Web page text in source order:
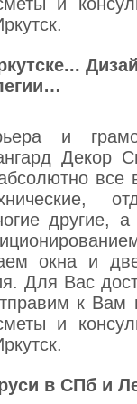
и
Декор
все
другие,
окна и
Для Вас
к Вам
и
в СПб и